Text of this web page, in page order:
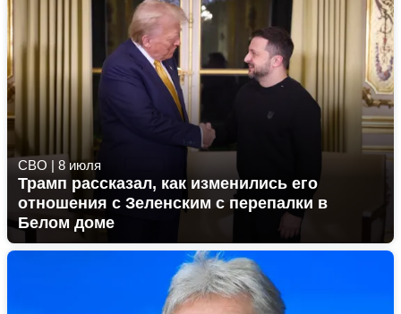
СВО | 8 июля
Трамп рассказал, как изменились его
отношения с Зеленским с перепалки в
Белом доме